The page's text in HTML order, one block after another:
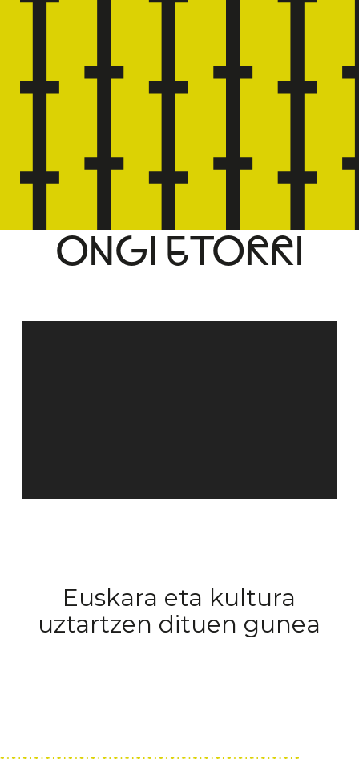
ONGI ETORRI
Euskara eta kultura
uztartzen dituen gunea